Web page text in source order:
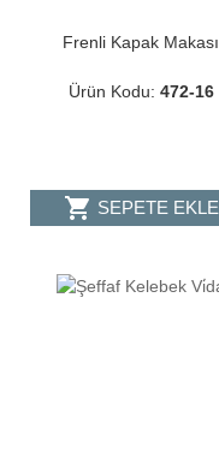
Frenli Kapak Makası
Ürün Kodu: 472-16
shopping_cart SEPETE EKLE